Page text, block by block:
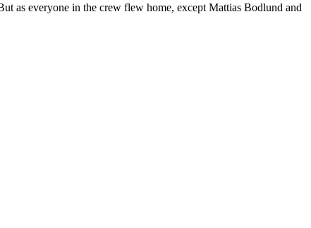
as everyone in the crew flew home, except Mattias Bodlund and